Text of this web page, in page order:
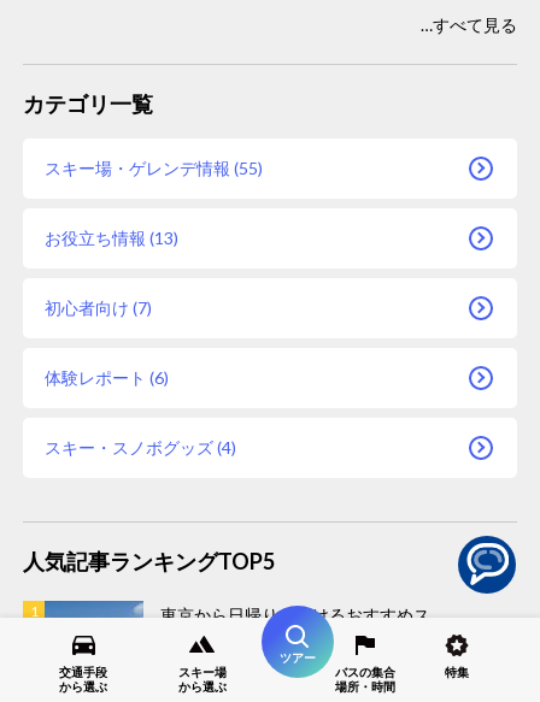
バスの集合
場所・時間
特集
ツアー
交通手段
から選ぶ
スキー場
から選ぶ
…すべて見る
カテゴリ一覧
スキー場・ゲレンデ情報 (55)
お役立ち情報 (13)
初心者向け (7)
体験レポート (6)
スキー・スノボグッズ (4)
人気記事ランキングTOP5
東京から日帰りで行けるおすすめス
キー場と充実プランの完全ガイド